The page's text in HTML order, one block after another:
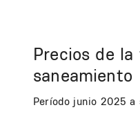
Precios de
saneamiento
Período junio 2025